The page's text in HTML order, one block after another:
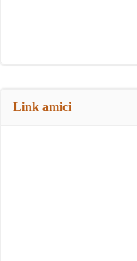
Link amici